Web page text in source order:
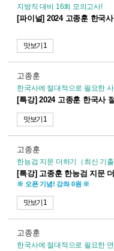
지방직 대비 16회 모의고사!
[파이널] 2024 고종훈 한국
맛보기 1
고종훈
한국사에 절대적으로 필요한
[특강] 2024 고종훈 한국사
맛보기 1
고종훈
한능검 지문 더하기（최신 기출
[특강] 고종훈 한능검 지문
※ 오픈 기념! 강좌 0원 ※
맛보기 1
고종훈
한국사에 절대적으로 필요한